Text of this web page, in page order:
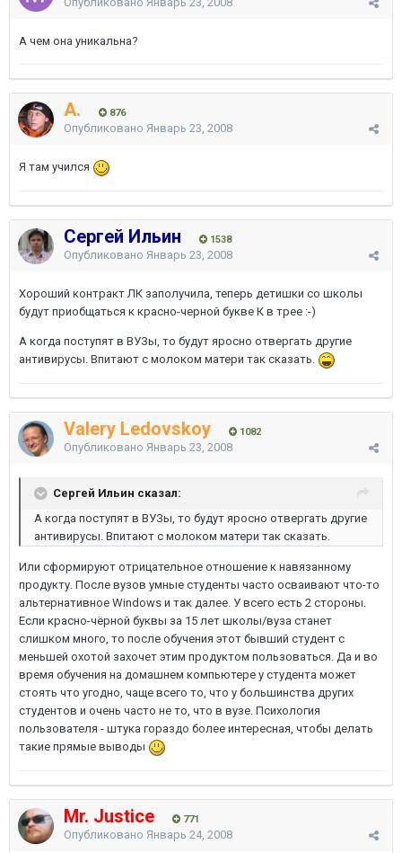
А чем она уникальна?
A. 876
Опубликовано Январь 23, 2008
Я там учился
Сергей Ильин 1538
Опубликовано Январь 23, 2008
Хороший контракт ЛК заполучила, теперь детишки со школы
будут приобщаться к красно-черной букве К в трее :-)
А когда поступят в ВУЗы, то будут яросно отвергать другие
антивирусы. Впитают с молоком матери так сказать.
Valery Ledovskoy 1082
Опубликовано Январь 23, 2008
Сергей Ильин сказал:
А когда поступят в ВУЗы, то будут яросно отвергать другие
антивирусы. Впитают с молоком матери так сказать.
Или сформируют отрицательное отношение к навязанному
продукту. После вузов умные студенты часто осваивают что-то
альтернативное Windows и так далее. У всего есть 2 стороны.
Если красно-чёрной буквы за 15 лет школы/вуза станет
слишком много, то после обучения этот бывший студент с
меньшей охотой захочет этим продуктом пользоваться. Да и во
время обучения на домашнем компьютере у студента может
стоять что угодно, чаще всего то, что у большинства других
студентов и очень часто не то, что в вузе. Психология
пользователя - штука гораздо более интересная, чтобы делать
такие прямые выводы
Mr. Justice 771
Опубликовано Январь 24, 2008